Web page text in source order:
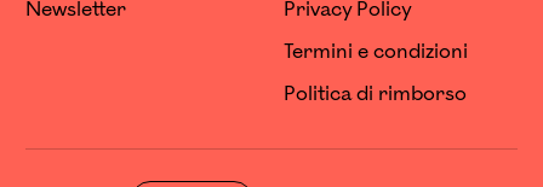
Newsletter
Privacy Policy
Termini e condizioni
Politica di rimborso